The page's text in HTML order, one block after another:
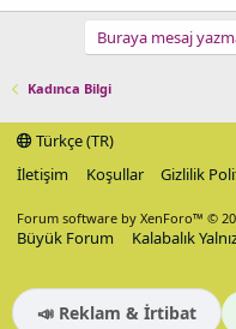
Buraya mesaj
Kadınca Bilgi
Türkçe (TR)
İletişim
Koşullar Gizlilik
Forum software by XenForo™ ©
Büyük Forum Kalabalık
📣 Reklam & İrtibat